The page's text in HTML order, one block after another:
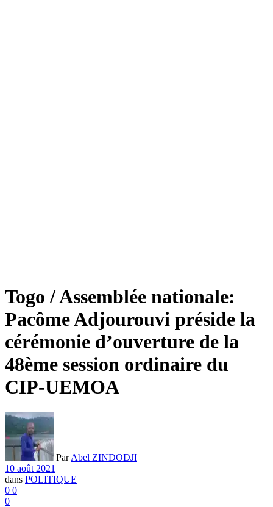
Togo / Assemblée nationale:
Pacôme Adjourouvi préside la
cérémonie d’ouverture de la
48ème session ordinaire du
CIP-UEMOA
Par Abel ZINDODJI
10 août 2021
dans POLITIQUE
0 0
0